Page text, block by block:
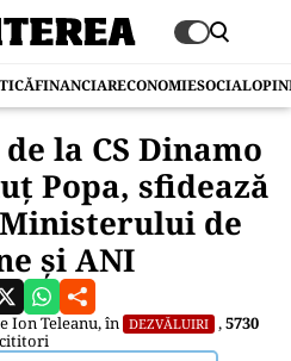
FINANCIARECONOMIESOCIAL
la CS Dinamo
Popa, sfidează
de
și ANI
Ion Teleanu, în DEZVĂLUIRI ,5730
cititori